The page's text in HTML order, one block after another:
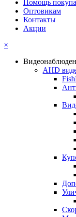
Помощь
Оптовикам
Контакты
Акции
×
AHD